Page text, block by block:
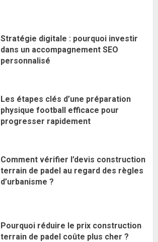
Stratégie digitale : pourquoi investir
dans un accompagnement SEO
personnalisé
Les étapes clés d’une préparation
physique football efficace pour
progresser rapidement
Comment vérifier l’devis construction
terrain de padel au regard des règles
d’urbanisme ?
Pourquoi réduire le prix construction
terrain de padel coûte plus cher ?